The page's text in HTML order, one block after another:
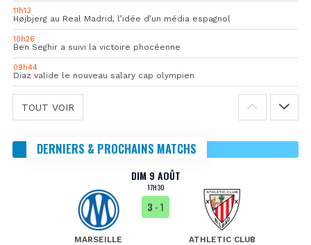
11h13
Højbjerg au Real Madrid, l’idée d’un média espagnol
10h26
Ben Seghir a suivi la victoire phocéenne
09h44
Diaz valide le nouveau salary cap olympien
TOUT VOIR
DERNIERS & PROCHAINS MATCHS
DIM 9 AOÛT
17H30
MARSEILLE
3 - 1
ATHLETIC CLUB